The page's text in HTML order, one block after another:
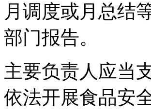
月调度或月总结
部门报告。
主要负责人应当
依法开展食品安